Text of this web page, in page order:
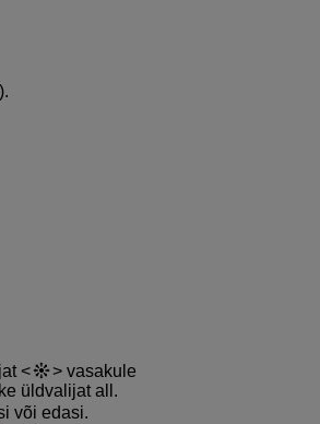
vasakule
üldvalijat all.
või edasi.